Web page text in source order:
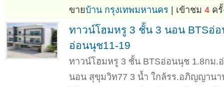
ขายบ้าน กรุงเทพมหานคร | เข้าชม 4 ค
ทาวน์โฮมหรู 3 ชั้น 3 นอน BTSอ่
อ่อนนุช11-19
ทาวน์โฮมหรู 3 ชั้น BTSอ่อนนุช 1.8กม.
นอน สุขุมวิท77 3 น้ำ ใกล้รร.อภิญญาน